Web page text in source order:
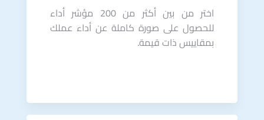
اختر من بين أكثر من 200 مؤشر أداء
للحصول على صورة كاملة عن أداء عملك
بمقاييس ذات قيمة.